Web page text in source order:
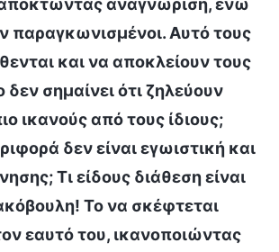
παραγκωνισμένοι. Αυτό τους
και να αποκλείουν τους
δεν σημαίνει ότι ζηλεύουν
ικανούς από τους ίδιους;
δεν είναι εγωιστική και
Τι είδους διάθεση είναι
Το να σκέφτεται
εαυτό του, ικανοποιώντας